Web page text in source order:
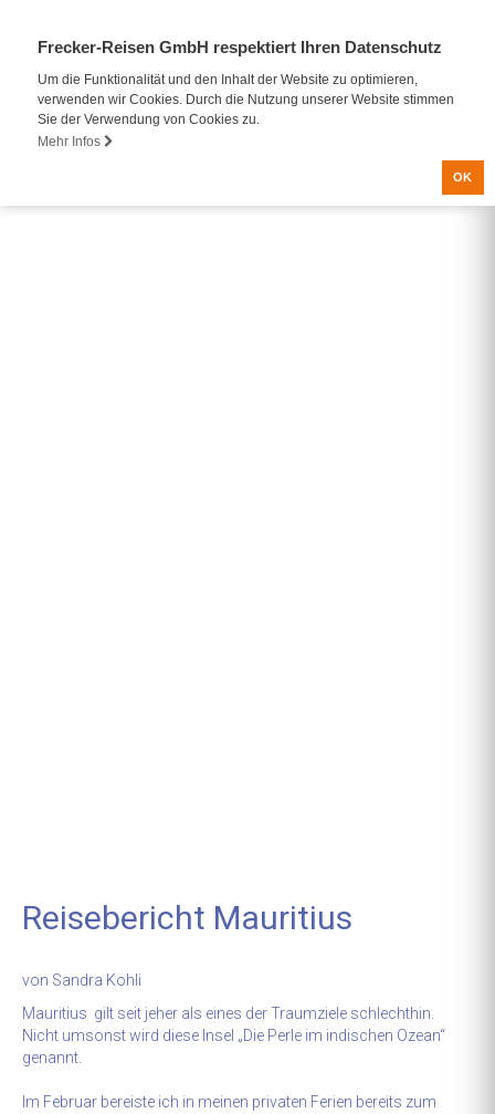
Frecker-Reisen GmbH respektiert Ihren Datenschutz
Um die Funktionalität und den Inhalt der Website zu optimieren,
verwenden wir Cookies. Durch die Nutzung unserer Website stimmen
Sie der Verwendung von Cookies zu.
Mehr Infos
OK
Reisebericht Mauritius
von Sandra Kohli
Mauritius gilt seit jeher als eines der Traumziele schlechthin.
Nicht umsonst wird diese Insel „Die Perle im indischen Ozean“
genannt.
Im Februar bereiste ich in meinen privaten Ferien bereits zum